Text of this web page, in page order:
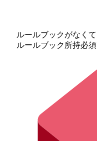
ルールブックがなく
ルールブック所持必